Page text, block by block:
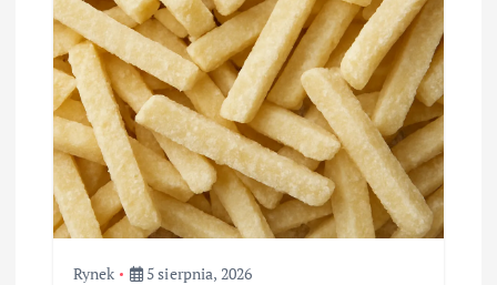
Rynek 5 sierpnia, 2026